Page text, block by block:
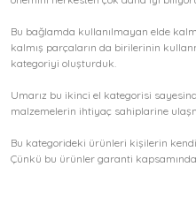
Bu bağlamda kullanılmayan elde
kalmış parçaların da birilerinin
kategoriyi oluşturduk.
Umarız bu ikinci el kategorisi
malzemelerin ihtiyaç sahiplarine
Bu kategorideki ürünleri kişilerin
Çünkü bu ürünler garanti